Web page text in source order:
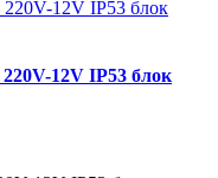
12V IP53 блок